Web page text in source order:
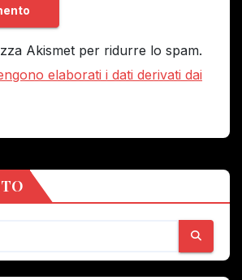
Akismet per ridurre lo spam.
elaborati i dati derivati dai